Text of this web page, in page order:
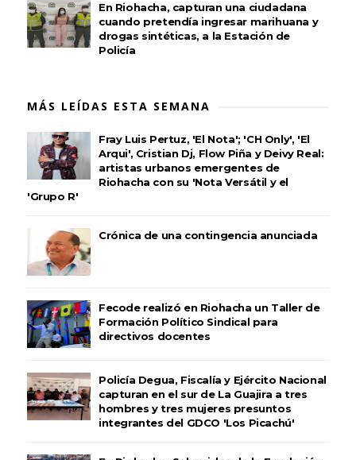
En Riohacha, capturan una ciudadana
cuando pretendía ingresar marihuana y
drogas sintéticas, a la Estación de
Policía
MÁS LEÍDAS ESTA SEMANA
Fray Luis Pertuz, 'El Nota'; 'CH Only', 'El
Arqui', Cristian Dj, Flow Piña y Deivy Real:
artistas urbanos emergentes de
Riohacha con su 'Nota Versátil y el
'Grupo R'
Crónica de una contingencia anunciada
Fecode realizó en Riohacha un Taller de
Formación Político Sindical para
directivos docentes
Policía Degua, Fiscalía y Ejército Nacional
capturan en el sur de La Guajira a tres
hombres y tres mujeres presuntos
integrantes del GDCO 'Los Picachú'